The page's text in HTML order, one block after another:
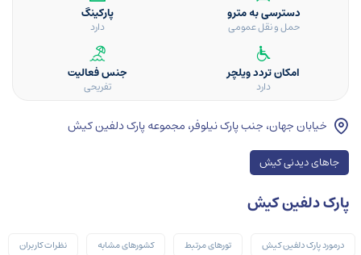
دسترسی به مترو
حمل و نقل عمومی
پارکینگ
دارد
امکان تردد ویلچر
دارد
جنس فعالیت
تفریحی
خیابان جهان، جنب پارک نیلوفر، مجموعه پارک دلفین کیش
جاهای دیدنی کیش
پارک دلفین کیش
درمورد پارک دلفین کیش تورهای مرتبط کشورهای مشابه نظرات کاربران